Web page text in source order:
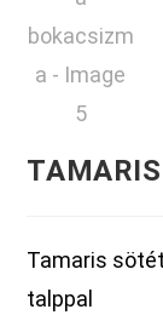
Tamaris
talppal